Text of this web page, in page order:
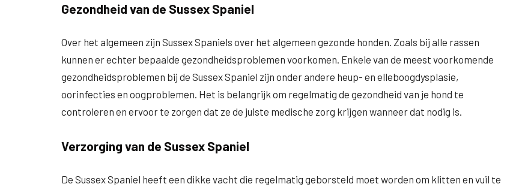
Gezondheid van de Sussex Spaniel
Over het algemeen zijn Sussex Spaniels over het algemeen gezonde honden. Zoals bij alle rassen
kunnen er echter bepaalde gezondheidsproblemen voorkomen. Enkele van de meest voorkomende
gezondheidsproblemen bij de Sussex Spaniel zijn onder andere heup- en elleboogdysplasie,
oorinfecties en oogproblemen. Het is belangrijk om regelmatig de gezondheid van je hond te
controleren en ervoor te zorgen dat ze de juiste medische zorg krijgen wanneer dat nodig is.
Verzorging van de Sussex Spaniel
De Sussex Spaniel heeft een dikke vacht die regelmatig geborsteld moet worden om klitten en vuil te